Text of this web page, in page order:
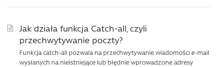
Jak działa funkcja Catch-all, czyli
przechwytywanie poczty?
Funkcja catch-all pozwala na przechwytywanie wiadomości e-mail
wysłanych na nieistniejące lub błędnie wprowadzone adresy